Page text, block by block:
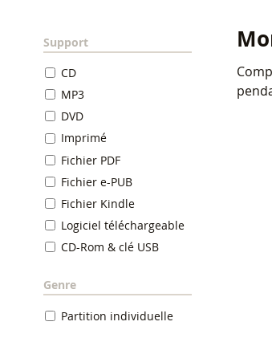
Support
CD
MP3
DVD
Imprimé
Fichier PDF
Fichier e-PUB
Fichier Kindle
Logiciel téléchargeable
CD-Rom & clé USB
Genre
Partition individuelle